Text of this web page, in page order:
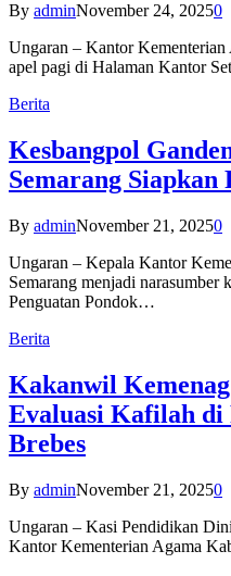
By adminNovember 24, 20250
Ungaran – Kantor Kementerian
apel pagi di Halaman Kantor
Berita
Kesbangpol
Semarang Siapkan
By adminNovember 21, 20250
Ungaran – Kepala Kantor
Semarang menjadi narasumber
Penguatan Pondok…
Berita
Kakanwil
Evaluasi Kafilah di
Brebes
By adminNovember 21, 20250
Ungaran – Kasi Pendidikan
Kantor Kementerian Agama